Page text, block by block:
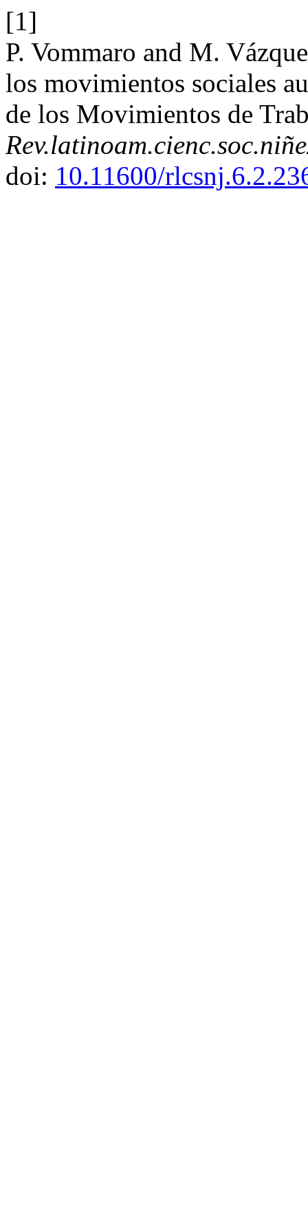
[1]
P. Vommaro and M.
los movimientos sociales
de los Movimientos de
doi: 10.11600/